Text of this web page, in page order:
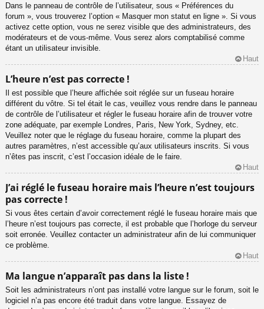
Dans le panneau de contrôle de l’utilisateur, sous « Préférences du
forum », vous trouverez l’option « Masquer mon statut en ligne ». Si vous
activez cette option, vous ne serez visible que des administrateurs, des
modérateurs et de vous-même. Vous serez alors comptabilisé comme
étant un utilisateur invisible.
Haut
L’heure n’est pas correcte !
Il est possible que l’heure affichée soit réglée sur un fuseau horaire
différent du vôtre. Si tel était le cas, veuillez vous rendre dans le panneau
de contrôle de l’utilisateur et régler le fuseau horaire afin de trouver votre
zone adéquate, par exemple Londres, Paris, New York, Sydney, etc.
Veuillez noter que le réglage du fuseau horaire, comme la plupart des
autres paramètres, n’est accessible qu’aux utilisateurs inscrits. Si vous
n’êtes pas inscrit, c’est l’occasion idéale de le faire.
Haut
J’ai réglé le fuseau horaire mais l’heure n’est toujours
pas correcte !
Si vous êtes certain d’avoir correctement réglé le fuseau horaire mais que
l’heure n’est toujours pas correcte, il est probable que l’horloge du serveur
soit erronée. Veuillez contacter un administrateur afin de lui communiquer
ce problème.
Haut
Ma langue n’apparaît pas dans la liste !
Soit les administrateurs n’ont pas installé votre langue sur le forum, soit le
logiciel n’a pas encore été traduit dans votre langue. Essayez de